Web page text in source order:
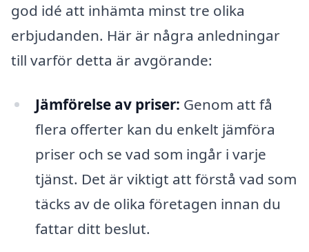
god idé att inhämta minst tre olika
erbjudanden. Här är några anledningar
till varför detta är avgörande:
Jämförelse av priser: Genom att få
flera offerter kan du enkelt jämföra
priser och se vad som ingår i varje
tjänst. Det är viktigt att förstå vad som
täcks av de olika företagen innan du
fattar ditt beslut.